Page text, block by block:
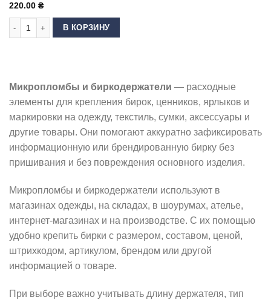
220.00 ₴
Количество товара Степлер для бирок (игольчатый пистолет)
В КОРЗИНУ
Микропломбы и биркодержатели — расходные
элементы для крепления бирок, ценников, ярлыков и
маркировки на одежду, текстиль, сумки, аксессуары и
другие товары. Они помогают аккуратно зафиксировать
информационную или брендированную бирку без
пришивания и без повреждения основного изделия.
Микропломбы и биркодержатели используют в
магазинах одежды, на складах, в шоурумах, ателье,
интернет-магазинах и на производстве. С их помощью
удобно крепить бирки с размером, составом, ценой,
штрихкодом, артикулом, брендом или другой
информацией о товаре.
При выборе важно учитывать длину держателя, тип